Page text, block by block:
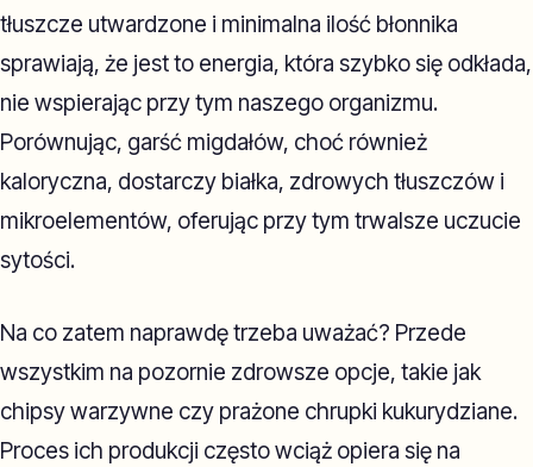
tłuszcze utwardzone i minimalna ilość błonnika
sprawiają, że jest to energia, która szybko się odkłada,
nie wspierając przy tym naszego organizmu.
Porównując, garść migdałów, choć również
kaloryczna, dostarczy białka, zdrowych tłuszczów i
mikroelementów, oferując przy tym trwalsze uczucie
sytości.
Na co zatem naprawdę trzeba uważać? Przede
wszystkim na pozornie zdrowsze opcje, takie jak
chipsy warzywne czy prażone chrupki kukurydziane.
Proces ich produkcji często wciąż opiera się na